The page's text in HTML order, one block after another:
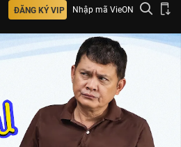
ĐĂNG KÝ VIP Nhập mã VieON